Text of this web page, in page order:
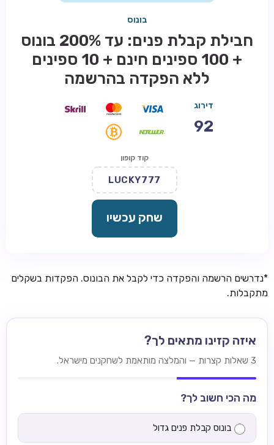
בונוס
חבילת קבלת פנים: עד 200% בונוס
+ 100 ספינים חינם + 10 ספינים
ללא הפקדה בהרשמה
דירוג
92
קוד קופון
LUCKY777
שחק עכשיו
*נדרשים הרשמה והפקדה כדי לקבל את הבונוס. הפקדות בשקלים
מתקבלות.
איזה קזינו מתאים לך?
3 שאלות קצרות — והמלצה מותאמת לשחקנים מישראל.
מה הכי חשוב לך?
בונוס קבלת פנים גדול